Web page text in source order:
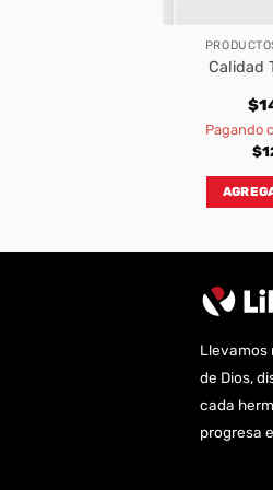
Calidad
$
Pagando
$
Llevamos
de Dios,
cada
progresa